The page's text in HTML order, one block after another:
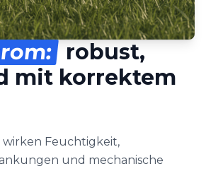
robust,
mit korrektem
Feuchtigkeit,
und mechanische